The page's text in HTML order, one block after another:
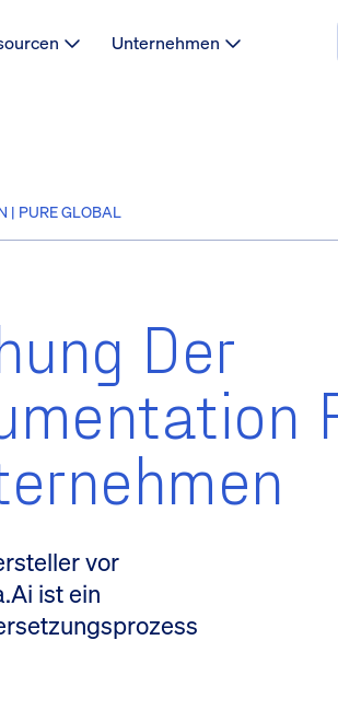
Unternehmen
| PURE GLOBAL
Der
vor
ist ein